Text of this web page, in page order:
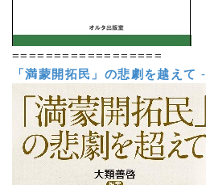
==================
「満蒙開拓民」の悲劇を越えて -